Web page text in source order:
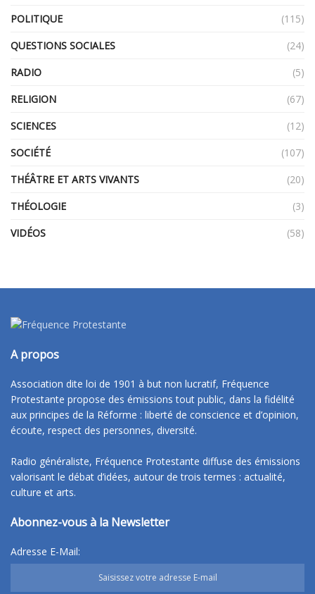
POLITIQUE
(115)
QUESTIONS SOCIALES
(24)
RADIO
(5)
RELIGION
(67)
SCIENCES
(12)
SOCIÉTÉ
(107)
THÉÂTRE ET ARTS VIVANTS
(20)
THÉOLOGIE
(3)
VIDÉOS
(58)
A propos
Association dite loi de 1901 à but non lucratif, Fréquence
Protestante propose des émissions tout public, dans la fidélité
aux principes de la Réforme : liberté de conscience et d’opinion,
écoute, respect des personnes, diversité.
Radio généraliste, Fréquence Protestante diffuse des émissions
valorisant le débat d’idées, autour de trois termes : actualité,
culture et arts.
Abonnez-vous à la Newsletter
Adresse E-Mail: